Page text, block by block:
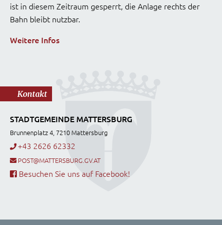
ist in diesem Zeitraum gesperrt, die Anlage rechts der
Bahn bleibt nutzbar.
Weitere Infos
Kontakt
STADTGEMEINDE MATTERSBURG
Brunnenplatz 4, 7210 Mattersburg
+43 2626 62332
POST@MATTERSBURG.GV.AT
Besuchen Sie uns auf Facebook!